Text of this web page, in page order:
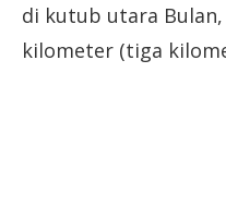
di kutub utara
kilometer (tiga